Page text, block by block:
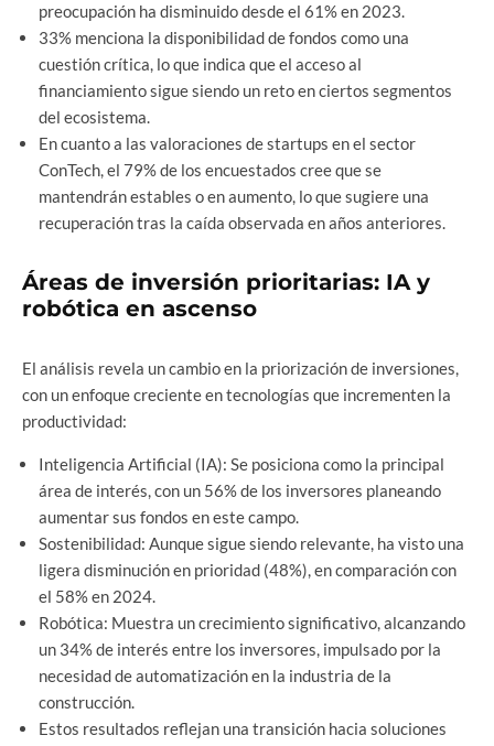
preocupación ha disminuido desde el 61% en 2023.
33% menciona la disponibilidad de fondos como una
cuestión crítica, lo que indica que el acceso al
financiamiento sigue siendo un reto en ciertos segmentos
del ecosistema.
En cuanto a las valoraciones de startups en el sector
ConTech, el 79% de los encuestados cree que se
mantendrán estables o en aumento, lo que sugiere una
recuperación tras la caída observada en años anteriores.
Áreas de inversión prioritarias: IA y
robótica en ascenso
El análisis revela un cambio en la priorización de inversiones,
con un enfoque creciente en tecnologías que incrementen la
productividad:
Inteligencia Artificial (IA): Se posiciona como la principal
área de interés, con un 56% de los inversores planeando
aumentar sus fondos en este campo.
Sostenibilidad: Aunque sigue siendo relevante, ha visto una
ligera disminución en prioridad (48%), en comparación con
el 58% en 2024.
Robótica: Muestra un crecimiento significativo, alcanzando
un 34% de interés entre los inversores, impulsado por la
necesidad de automatización en la industria de la
construcción.
Estos resultados reflejan una transición hacia soluciones